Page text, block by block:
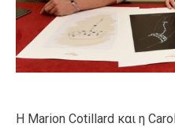
Η Marion Cotillard και η